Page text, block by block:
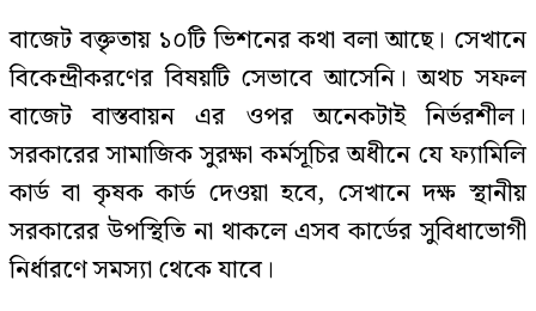
বাজেট বক্তৃতায় ১০টি ভিশনের কথা বলা আছে। সেখানে
বিকেন্দ্রীকরণের বিষয়টি সেভাবে আসেনি। অথচ সফল
বাজেট বাস্তবায়ন এর ওপর অনেকটাই নির্ভরশীল।
সরকারের সামাজিক সুরক্ষা কর্মসূচির অধীনে যে ফ্যামিলি
কার্ড বা কৃষক কার্ড দেওয়া হবে, সেখানে দক্ষ স্থানীয়
সরকারের উপস্থিতি না থাকলে এসব কার্ডের সুবিধাভোগী
নির্ধারণে সমস্যা থেকে যাবে।